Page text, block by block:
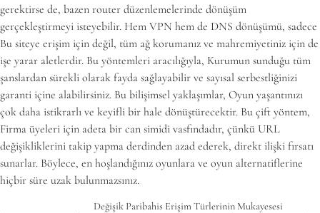
gerektirse de, bazen router düzenlemelerinde dönüşüm
gerçekleştirmeyi isteyebilir. Hem VPN hem de DNS dönüşümü, sadece
Bu siteye erişim için değil, tüm ağ korumanız ve mahremiyetiniz için de
işe yarar aletlerdir. Bu yöntemleri aracılığıyla, Kurumun sunduğu tüm
şanslardan sürekli olarak fayda sağlayabilir ve sayısal serbestliğinizi
garanti içine alabilirsiniz. Bu bilişimsel yaklaşımlar, Oyun yaşantınızı
çok daha istikrarlı ve keyifli bir hale dönüştürecektir. Bu çift yöntem,
Firma üyeleri için adeta bir can simidi vasfındadır, çünkü URL
değişikliklerini takip yapma derdinden azad ederek, direkt ilişki fırsatı
sunarlar. Böylece, en hoşlandığınız oyunlara ve oyun alternatiflerine
hiçbir süre uzak bulunmazsınız.
Değişik Paribahis Erişim Türlerinin Mukayesesi